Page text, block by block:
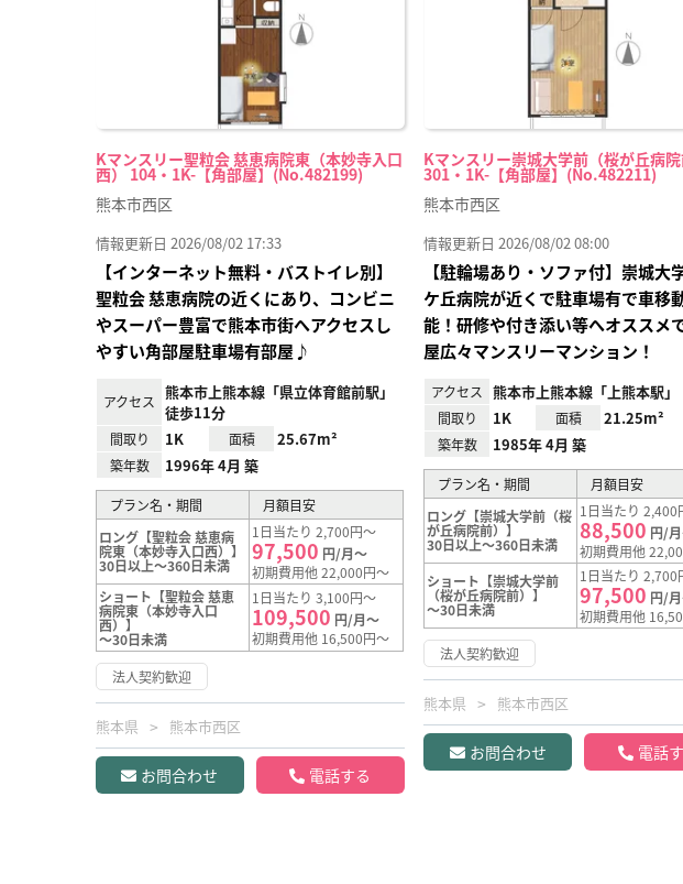
Kマンスリー聖粒会 慈恵病院東（本妙寺入口
西） 104・1K-【角部屋】(No.482199)
熊本市西区
情報更新日 2026/08/02 17:33
【インターネット無料・バストイレ別】
聖粒会 慈恵病院の近くにあり、コンビニ
やスーパー豊富で熊本市街へアクセスし
やすい角部屋駐車場有部屋♪
アクセス
熊本市上熊本線「県立体育館前駅」
徒歩11分
間取り 1K 面積 25.67m²
築年数 1996年 4月 築
プラン名・期間
月額目安
ロング【聖粒会 慈恵病
院東（本妙寺入口西）】
30日以上～360日未満
1日当たり 2,700円～
97,500 円/月～
初期費用他 22,000円～
ショート【聖粒会 慈恵
病院東（本妙寺入口
西）】
～30日未満
1日当たり 3,100円～
109,500 円/月～
初期費用他 16,500円～
法人契約歓迎
熊本県 熊本市西区
お問合わせ 電話する
Kマンスリー崇城大学前（桜が丘病院
301・1K-【角部屋】(No.482211)
熊本市西区
情報更新日 2026/08/02 08:00
【駐輪場あり・ソファ付】崇城大
ケ丘病院が近くで駐車場有で車移
能！研修や付き添い等へオススメ
屋広々マンスリーマンション！
アクセス 熊本市上熊本線「上熊本駅」
間取り 1K 面積 21.25m²
築年数 1985年 4月 築
プラン名・期間
月額目安
ロング【崇城大学前（桜
が丘病院前）】
30日以上～360日未満
1日当たり 2,400
88,500 円/
初期費用他
ショート【崇城大学前
（桜が丘病院前）】
～30日未満
1日当たり 2,700
97,500 円/
初期費用他
法人契約歓迎
熊本県 熊本市西区
お問合わせ 電話